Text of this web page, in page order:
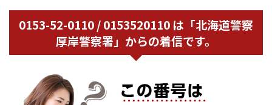
0153-52-0110 / 0153520110 は「北海道警察
厚岸警察署」からの着信です。